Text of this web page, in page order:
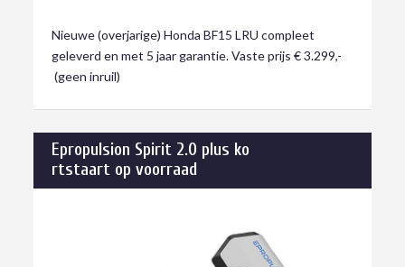
Nieuwe (overjarige) Honda BF15 LRU compleet
geleverd en met 5 jaar garantie. Vaste prijs € 3.299,-
(geen inruil)
Epropulsion Spirit 2.0 plus ko
rtstaart op voorraad